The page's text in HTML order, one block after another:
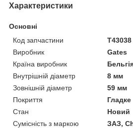
Характеристики
Основні
Код запчастини
T43038
Виробник
Gates
Країна виробник
Внутрішній діаметр
8 мм
Зовнішній діаметр
59 мм
Покриття
Гладке
Стан
Новий
Сумісність з маркою
ЗАЗ,